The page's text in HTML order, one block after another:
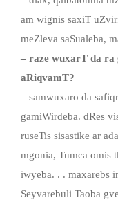
am wignis saxiT
meZleva saSualeba,
– raze wuxarT da ra
aRiqvamT?
– samwuxaro da
gamiWirdeba. dRes
ruseTis sisastike ar
mgonia, Tumca omis
iwyeba. . . maxarebs
Seyvarebuli Taoba